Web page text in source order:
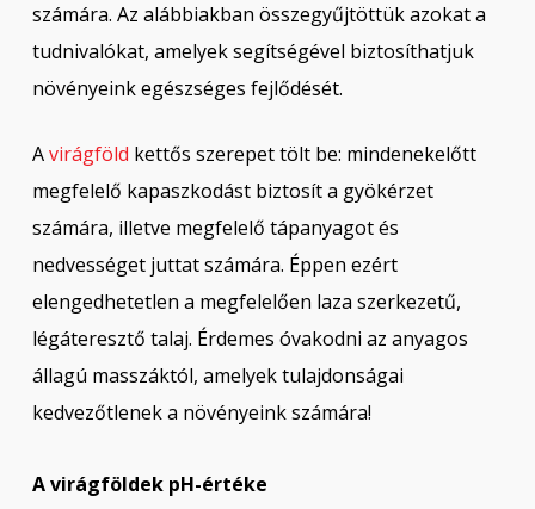
számára. Az alábbiakban összegyűjtöttük azokat a
tudnivalókat, amelyek segítségével biztosíthatjuk
növényeink egészséges fejlődését.
Avirágföld kettős szerepet tölt be: mindenekelőtt
megfelelő kapaszkodást biztosít a gyökérzet
számára, illetve megfelelő tápanyagot és
nedvességet juttat számára. Éppen ezért
elengedhetetlen a megfelelően laza szerkezetű,
légáteresztő talaj. Érdemes óvakodni az anyagos
állagú masszáktól, amelyek tulajdonságai
kedvezőtlenek a növényeink számára!
A virágföldek pH-értéke